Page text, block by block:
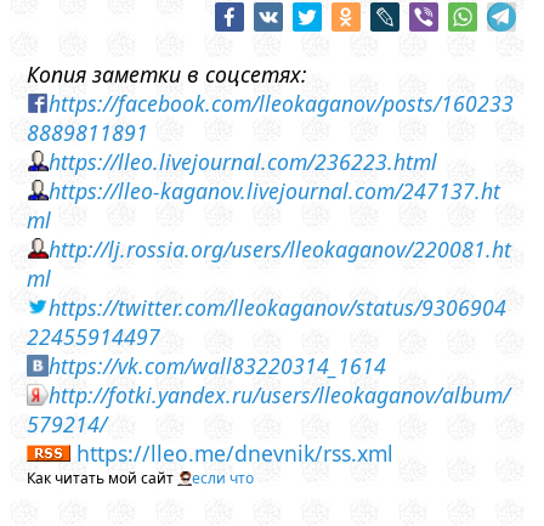
Копия заметки в соцсетях:
https://facebook.com/lleokaganov/posts/160233
8889811891
https://lleo.livejournal.com/236223.html
https://lleo-kaganov.livejournal.com/247137.ht
ml
http://lj.rossia.org/users/lleokaganov/220081.ht
ml
https://twitter.com/lleokaganov/status/9306904
22455914497
https://vk.com/wall83220314_1614
http://fotki.yandex.ru/users/lleokaganov/album/
579214/
https://lleo.me/dnevnik/rss.xml
Как читать мой сайт если что